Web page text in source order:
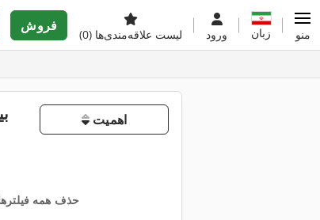
فروش
لیست علاقه‌مندی‌ها (0) ورود زبان منو
اهمیت
حذف همه